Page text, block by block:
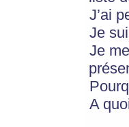
J’ai
Je
Je
A